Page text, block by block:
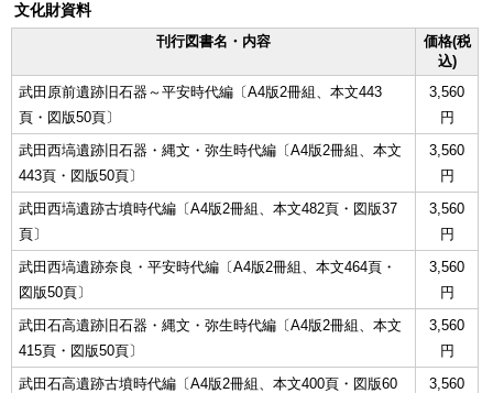
文化財資料
刊行図書名・内容
価格(税
込)
武田原前遺跡旧石器～平安時代編〔A4版2冊組、本文443
頁・図版50頁〕
3,560
円
武田西塙遺跡旧石器・縄文・弥生時代編〔A4版2冊組、本文
443頁・図版50頁〕
3,560
円
武田西塙遺跡古墳時代編〔A4版2冊組、本文482頁・図版37
頁〕
3,560
円
武田西塙遺跡奈良・平安時代編〔A4版2冊組、本文464頁・
図版50頁〕
3,560
円
武田石高遺跡旧石器・縄文・弥生時代編〔A4版2冊組、本文
415頁・図版50頁〕
3,560
円
武田石高遺跡古墳時代編〔A4版2冊組、本文400頁・図版60
3,560